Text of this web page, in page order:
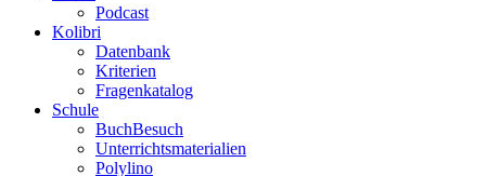
Podcast
Kolibri
Datenbank
Kriterien
Fragenkatalog
Schule
BuchBesuch
Unterrichtsmaterialien
Polylino